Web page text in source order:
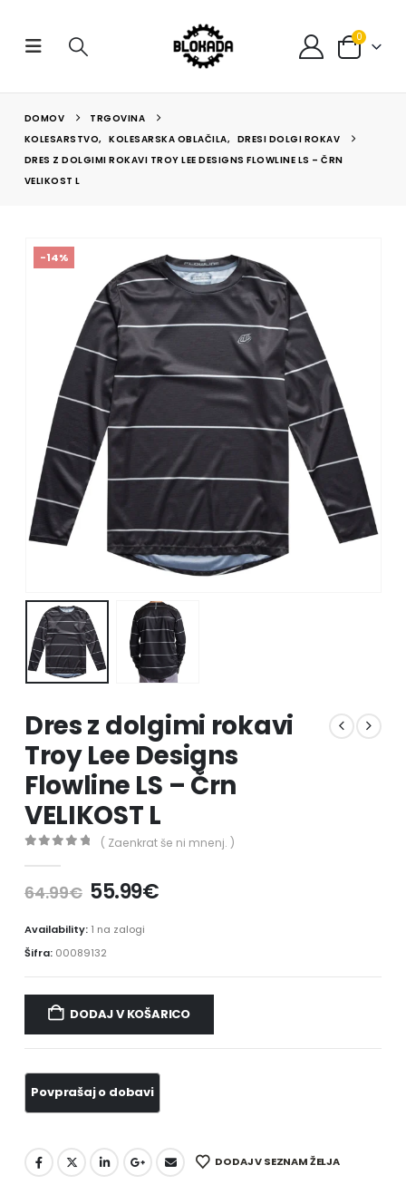
0
DOMOV
TRGOVINA
KOLESARSTVO, KOLESARSKA OBLAČILA, DRESI DOLGI ROKAV
DRES Z DOLGIMI ROKAVI TROY LEE DESIGNS FLOWLINE LS – ČRN
VELIKOST L
-14%
Dres z dolgimi rokavi
Troy Lee Designs
Flowline LS – Črn
VELIKOST L
( Zaenkrat še ni mnenj. )
64.99€ 55.99€
Availability: 1 na zalogi
Šifra: 00089132
DODAJ V KOŠARICO
DODAJ V SEZNAM ŽELJA